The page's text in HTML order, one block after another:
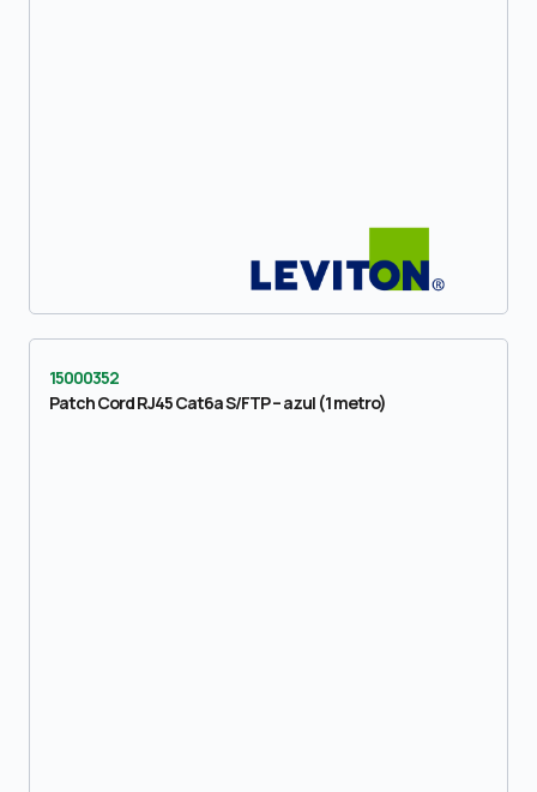
15000352
Patch Cord RJ45 Cat6a S/FTP – azul (1 metro)